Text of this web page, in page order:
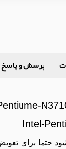
پرسش و پاسخ
حتما برای